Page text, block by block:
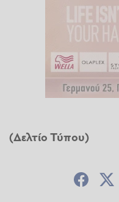
(Δελτίο Τύπου)